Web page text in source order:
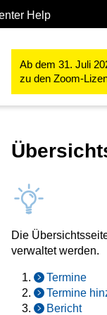
Help
Ab dem 31. Juli
zu den Zoom-
Studium &
Die
verwaltet werden.
Termine
Termine
Bericht